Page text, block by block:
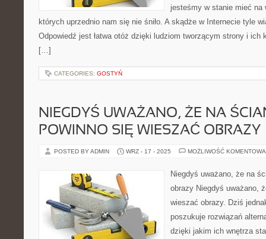
jesteśmy w stanie mieć na
których uprzednio nam się nie śniło. A skądże w Internecie tyle
Odpowiedź jest łatwa otóż dzięki ludziom tworzącym strony i ich
[…]
CATEGORIES: GOSTYŃ
NIEGDYŚ UWAŻANO, ŻE NA
POWINNO SIĘ WIESZAĆ OBRAZY
POSTED BY ADMIN WRZ - 17 - 2025 MOŻLIWOŚĆ
Niegdyś uważano, że na
obrazy Niegdyś uważano,
wieszać obrazy. Dziś
poszukuje rozwiązań
dzięki jakim ich wnętrza